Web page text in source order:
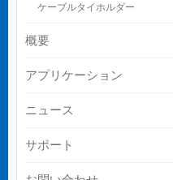
ケーブルタイホルダー
概要
アプリケーション
ニュース
サポート